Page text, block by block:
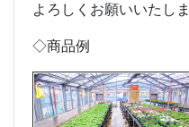
よろしくお願いいたしま
◇商品例